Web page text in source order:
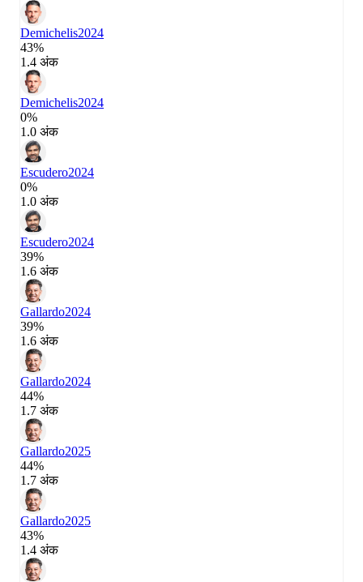
Demichelis2024
43%
1.4 अंक
Demichelis2024
0%
1.0 अंक
Escudero2024
0%
1.0 अंक
Escudero2024
39%
1.6 अंक
Gallardo2024
39%
1.6 अंक
Gallardo2024
44%
1.7 अंक
Gallardo2025
44%
1.7 अंक
Gallardo2025
43%
1.4 अंक